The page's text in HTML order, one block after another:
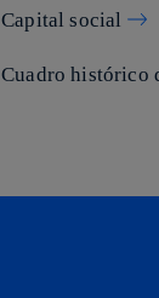
Capital social
Cuadro histórico